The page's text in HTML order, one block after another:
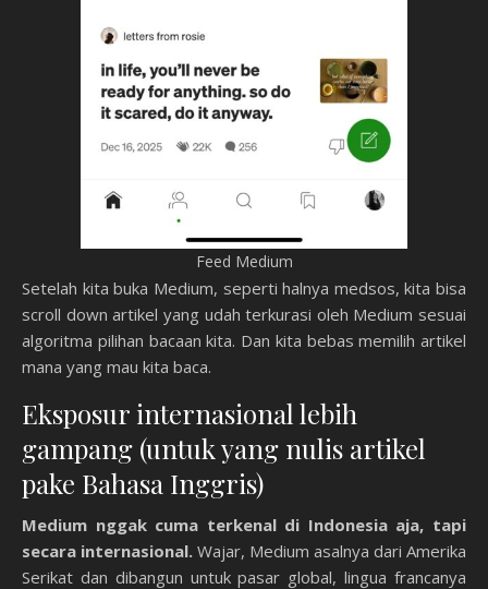
Feed Medium
Setelah kita buka Medium, seperti halnya medsos, kita bisa
scroll down artikel yang udah terkurasi oleh Medium sesuai
algoritma pilihan bacaan kita. Dan kita bebas memilih artikel
mana yang mau kita baca.
Eksposur internasional lebih
gampang (untuk yang nulis artikel
pake Bahasa Inggris)
Medium nggak cuma terkenal di Indonesia aja, tapi
secara internasional. Wajar, Medium asalnya dari Amerika
Serikat dan dibangun untuk pasar global, lingua francanya